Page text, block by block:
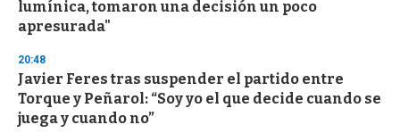
lumínica, tomaron una decisión un poco
apresurada"
20:48
Javier Feres tras suspender el partido entre
Torque y Peñarol: “Soy yo el que decide cuando se
juega y cuando no”